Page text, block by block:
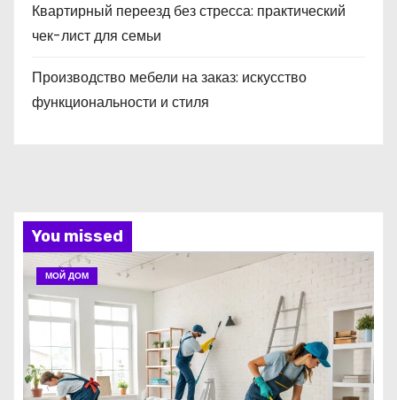
Квартирный переезд без стресса: практический
чек-лист для семьи
Производство мебели на заказ: искусство
функциональности и стиля
You missed
МОЙ ДОМ